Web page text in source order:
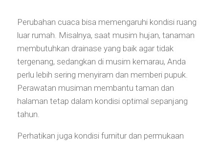
Perubahan cuaca bisa memengaruhi kondisi ruang
luar rumah. Misalnya, saat musim hujan, tanaman
membutuhkan drainase yang baik agar tidak
tergenang, sedangkan di musim kemarau, Anda
perlu lebih sering menyiram dan memberi pupuk.
Perawatan musiman membantu taman dan
halaman tetap dalam kondisi optimal sepanjang
tahun.
Perhatikan juga kondisi furnitur dan permukaan